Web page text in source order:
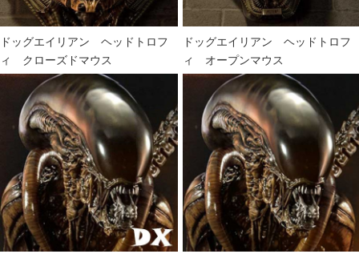
ドッグエイリアン ヘッドトロフ
ィ クローズドマウス
ドッグエイリアン ヘッドトロフ
ィ オープンマウス